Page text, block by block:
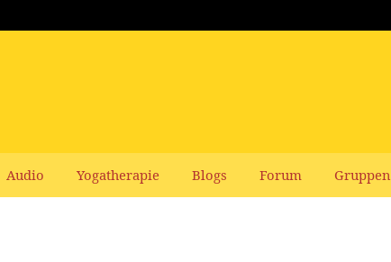
Audio Yogatherapie Blogs Forum Gruppen